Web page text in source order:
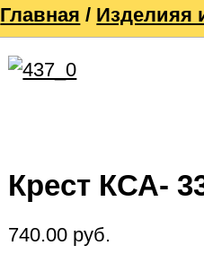
Главная / Изделияя
Крест КСА-
740.00 руб.